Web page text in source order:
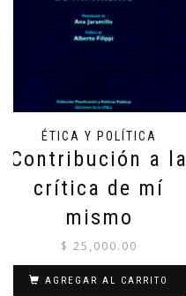
ÉTICA Y POLÍTICA
Contribución a la
crítica de mí
mismo
$ 25,000.00
AGREGAR AL CARRITO